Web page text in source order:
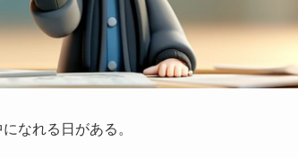
なれる日がある。